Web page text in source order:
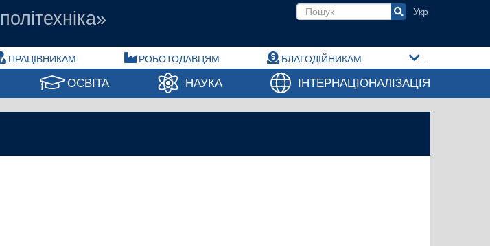
Пошукова форма
ПРАЦІВНИКАМ РОБОТОДАВЦЯМ БЛАГОДІЙНИКАМ
ОСВІТА НАУКА ІНТЕРНАЦІОНАЛІЗАЦІЯ